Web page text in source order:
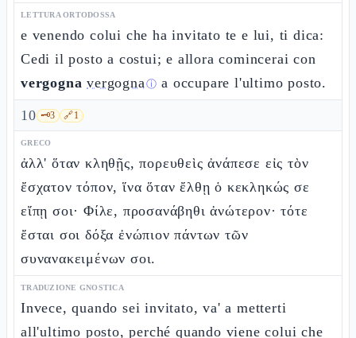
LETTURA ORTODOSSA
e venendo colui che ha invitato te e lui, ti dica:
Cedi il posto a costui; e allora comincerai con
vergogna vergognaⓘ a occupare l'ultimo posto.
10 🗝️3 🔗1
GRECO
ἀλλ' ὅταν κληθῇς, πορευθεὶς ἀνάπεσε εἰς τὸν
ἔσχατον τόπον, ἵνα ὅταν ἔλθῃ ὁ κεκληκώς σε
εἴπῃ σοι· Φίλε, προσανάβηθι ἀνώτερον· τότε
ἔσται σοι δόξα ἐνώπιον πάντων τῶν
συνανακειμένων σοι.
TRADUZIONE GNOSTICA
Invece, quando sei invitato, va' a metterti
all'ultimo posto, perché quando viene colui che